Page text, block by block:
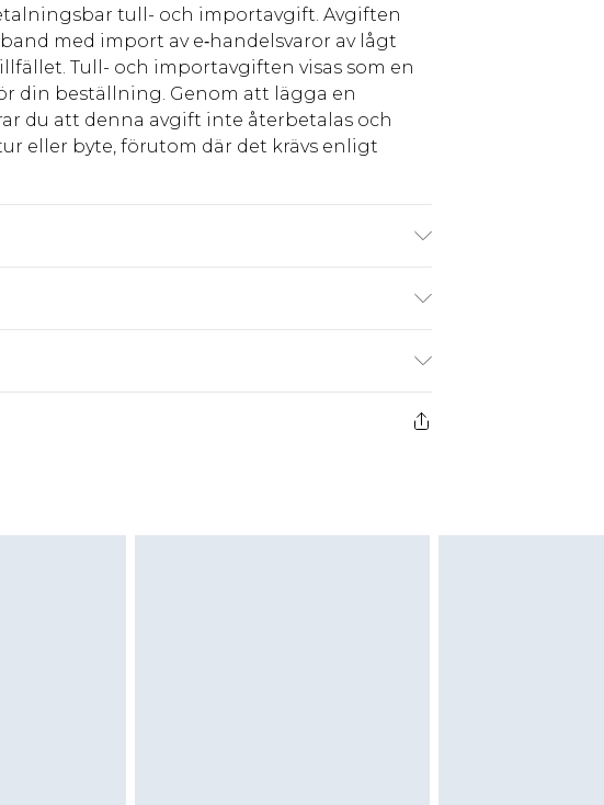
tull- och importavgift. Avgiften
med import av e‑handelsvaror av lågt
Tull- och importavgiften visas som en
din beställning. Genom att lägga en
du att denna avgift inte återbetalas och
eller byte, förutom där det krävs enligt
kr80
kr239
badkläder eller underkläder om